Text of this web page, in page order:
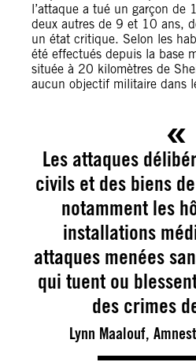
l’attaque a tué un garçon de
deux autres de 9 et 10 ans,
un état critique. Selon les
été effectués depuis la base
située à 20 kilomètres de
aucun objectif militaire dans
Les attaques
civils et des biens
notamment les
installations
attaques menées
qui tuent ou
des crimes
Lynn Maalouf,